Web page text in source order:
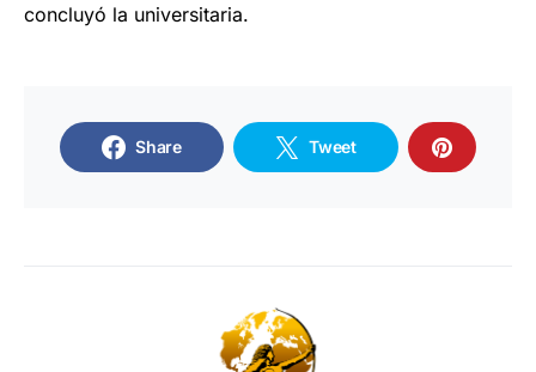
concluyó la universitaria.
Share Tweet